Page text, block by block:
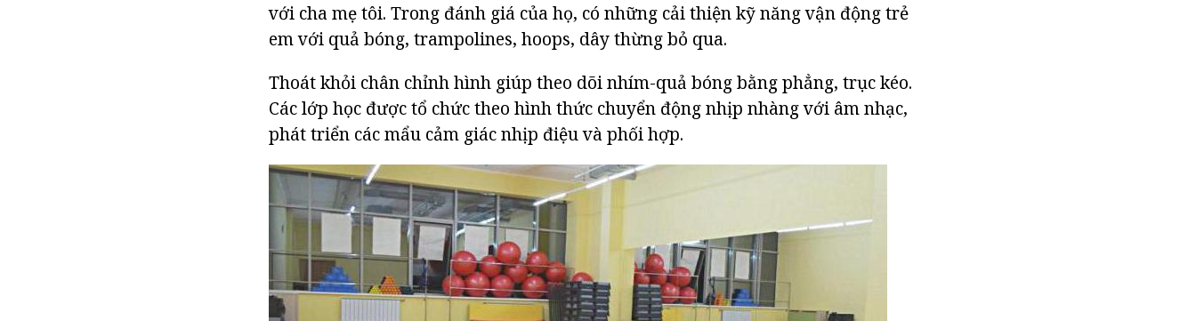
với cha mẹ tôi. Trong đánh giá của họ, có những cải thiện kỹ năng vận động trẻ
em với quả bóng, trampolines, hoops, dây thừng bỏ qua.
Thoát khỏi chân chỉnh hình giúp theo dõi nhím-quả bóng bằng phẳng, trục kéo.
Các lớp học được tổ chức theo hình thức chuyển động nhịp nhàng với âm nhạc,
phát triển các mẩu cảm giác nhịp điệu và phối hợp.